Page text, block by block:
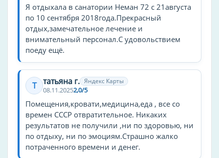
настольный теннис
оплата картой
завтрак
караоке
ресторан
баня
Детские услуги
детская площадка
детский клуб
детский бассейн
Я отдыхала в санатории Неман 72 с 21августа
по 10 сентября 2018года.Прекрасный
отдых,замечательное лечение и
внимательный персонал.С удовольствием
поеду ещё.
Т татьяна г. Яндекс Карты
08.11.20252,0/5
Помещения,кровати,медицина,еда , все со
времен СССР отвратительное. Никаких
результатов не получили ,ни по здоровью, ни
по отдыху, ни по эмоциям.Страшно жалко
потраченного времени и денег.